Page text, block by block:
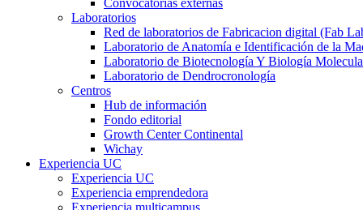
Convocatorias externas
Laboratorios
Red de laboratorios de Fabricacion digital (Fab
Laboratorio de Anatomía e Identificación de la
Laboratorio de Biotecnología Y Biología
Laboratorio de Dendrocronología
Centros
Hub de información
Fondo editorial
Growth Center Continental
Wichay
Experiencia UC
Experiencia UC
Experiencia emprendedora
Experiencia multicampus